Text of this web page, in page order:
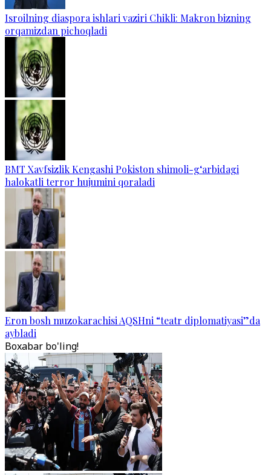
Isroilning diaspora ishlari vaziri Chikli: Makron bizning
orqamizdan pichoqladi
BMT Xavfsizlik Kengashi Pokiston shimoli-g‘arbidagi
halokatli terror hujumini qoraladi
Eron bosh muzokarachisi AQSHni “teatr diplomatiyasi”da
aybladi
Boxabar bo'ling!